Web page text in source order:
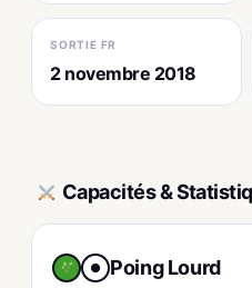
SORTIE FR
2 novembre 2018
Capacités &
● Poing Lourd